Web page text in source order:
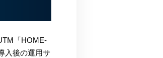
「HOME-
入後の運用サ